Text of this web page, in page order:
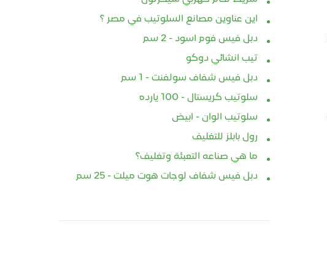
لاصق سلوتيب نسيجي قوي
شبكي مسلح شفاف مدعم
2023-09-07
لاصق سلوتيب نسيجي قوي
شبكي مسلح شفاف مدعم
بخيوط . سلوتيب مسلح شبكي
TAPE . اوفر واجود بكر لزق
سلوتيب مسلح شبكي نسيجي
السولتيب الاقوي ضد الماء
لاصعب ظروف النقل والتخزين
سلوتيب مسلح شبكي
السولتيب الاقوي ضد الماء
لاصعب ظروف النقل والتخزين
TAPE . اوفر واجود بكر لزق
سلوتيب مسلح...
اين عناوين مصانع السلوتيب في مصر ؟
دبل فيس فوم اسود - 2 سم
تيب انشائي دوكو
دبل فيس شفاف سولفنت - 1 سم
سلوتيب كريستال - 100 يارده
سلوتيب الوان - ابيض
رول بابلز للتغليف
ما هي صناعه التعبئة وتغليف؟
دبل فيس شفاف لوجات هوت ميلت - 25 سم